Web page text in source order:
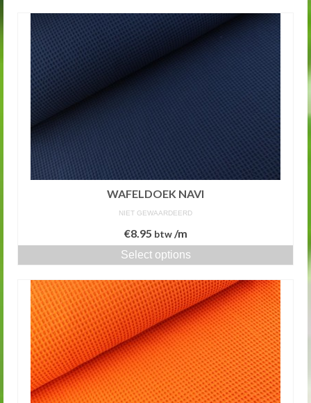
WAFELDOEK NAVI
NIET GEWAARDEERD
€8.95 btw/m
Select options